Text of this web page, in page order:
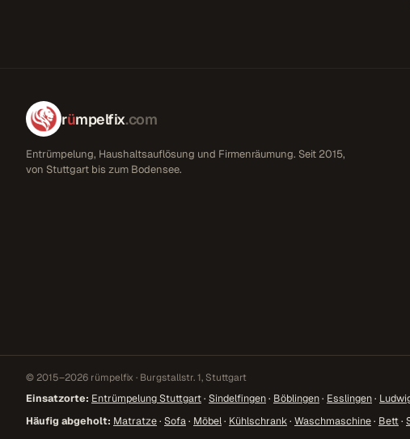
rümpelfix.com
Entrümpelung, Haushaltsauflösung und Firmenräumung. Seit 2015,
von Stuttgart bis zum Bodensee.
© 2015–2026 rümpelfix · Burgstallstr. 1, Stuttgart
Einsatzorte: Entrümpelung Stuttgart· Sindelfingen· Böblingen· Esslingen·
Häufig abgeholt: Matratze· Sofa· Möbel· Kühlschrank· Waschmaschine· Bett·